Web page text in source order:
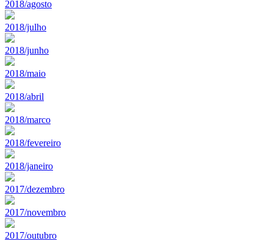
2018/agosto
2018/julho
2018/junho
2018/maio
2018/abril
2018/marco
2018/fevereiro
2018/janeiro
2017/dezembro
2017/novembro
2017/outubro